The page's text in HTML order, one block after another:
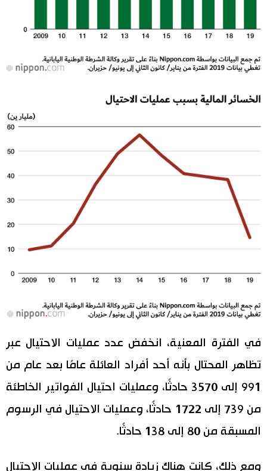
في الفترة المعنية، انخفض عدد عمليات الاحتيال عبر
تظاهر المحتال بأنه أحد أفراد العائلة عامًا بعد عام من
991 إلى 3570 حادثًا، وعمليات احتيال الفواتير الخاطئة
من 739 إلى 1722 حادثًا، وعمليات الاحتيال في الرسوم
المسبقة من 80 إلى 138 حادثًا.
ومع ذلك، كانت هناك زيادة سنوية في عمليات الاحتيال